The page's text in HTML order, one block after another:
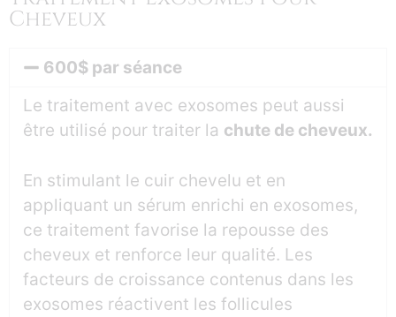
Cheveux
600$ par séance
Le traitement avec exosomes peut aussi
être utilisé pour traiter la chute de cheveux.
En stimulant le cuir chevelu et en
appliquant un sérum enrichi en exosomes,
ce traitement favorise la repousse des
cheveux et renforce leur qualité. Les
facteurs de croissance contenus dans les
exosomes réactivent les follicules